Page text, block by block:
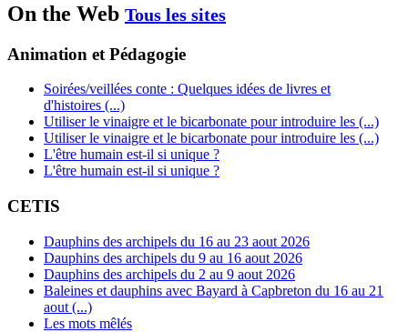
On the Web Tous les sites
Animation et Pédagogie
Soirées/veillées conte : Quelques idées de livres et
d'histoires (...)
Utiliser le vinaigre et le bicarbonate pour introduire les (...)
Utiliser le vinaigre et le bicarbonate pour introduire les (...)
L'être humain est-il si unique ?
L'être humain est-il si unique ?
CETIS
Dauphins des archipels du 16 au 23 aout 2026
Dauphins des archipels du 9 au 16 aout 2026
Dauphins des archipels du 2 au 9 aout 2026
Baleines et dauphins avec Bayard à Capbreton du 16 au 21
aout (...)
Les mots mêlés